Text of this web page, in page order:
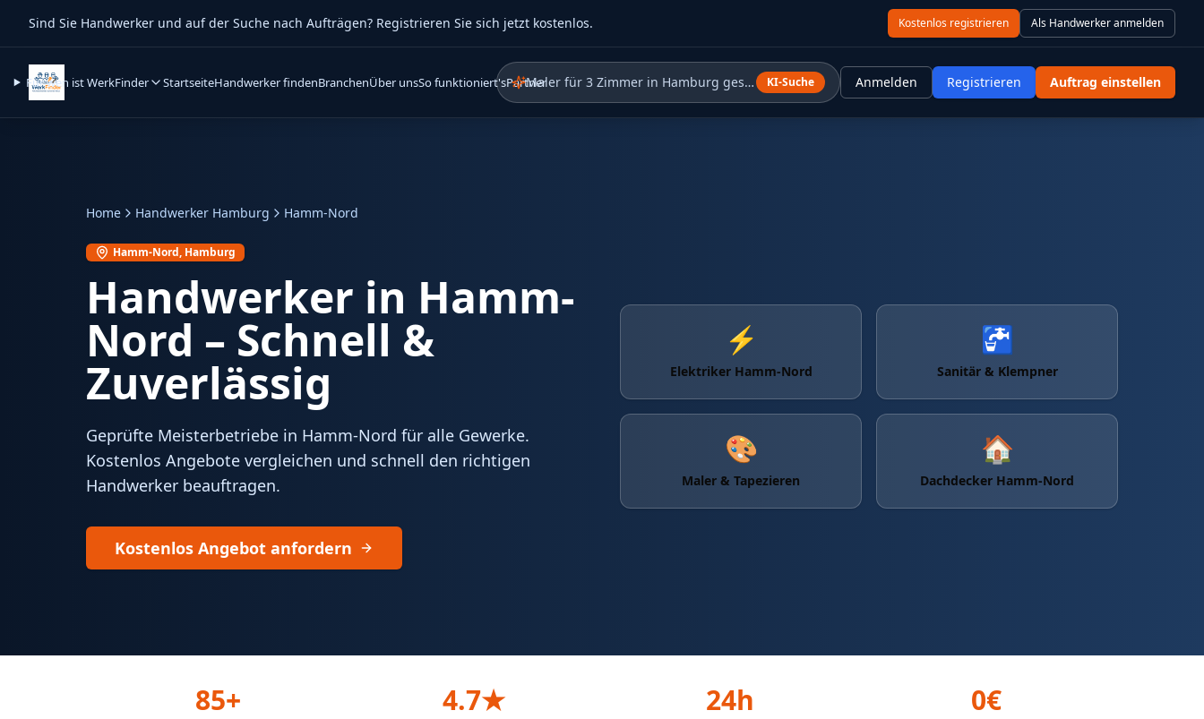
Sind Sie Handwerker und auf der Suche nach Aufträgen? Registrieren Sie sich jetzt kostenlos. Kostenlos registrieren Als Handwerker anmelden
Für wen ist WerkFinder StartseiteHandwerker findenBranchenÜber unsSo funktioniert'sPartnerZeig mir offene Klempner-Aufträge in meiner Nähe
KI-Suche Anmelden Registrieren Auftrag einstellen
Home Handwerker Hamburg Hamm-Nord
Hamm-Nord, Hamburg
Handwerker in Hamm-
Nord – Schnell &
Zuverlässig
Geprüfte Meisterbetriebe in Hamm-Nord für alle Gewerke.
Kostenlos Angebote vergleichen und schnell den richtigen
Handwerker beauftragen.
Kostenlos Angebot anfordern
⚡
Elektriker Hamm-Nord
🚰
Sanitär & Klempner
🎨
Maler & Tapezieren
🏠
Dachdecker Hamm-Nord
85+ 4.7★ 24h 0€